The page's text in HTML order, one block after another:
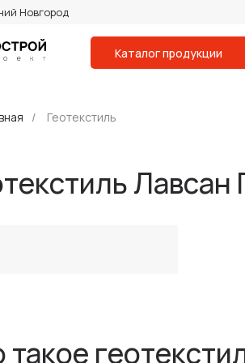
Новгород
Каталог продукции
/ Геотекстиль
Лавсан
такое